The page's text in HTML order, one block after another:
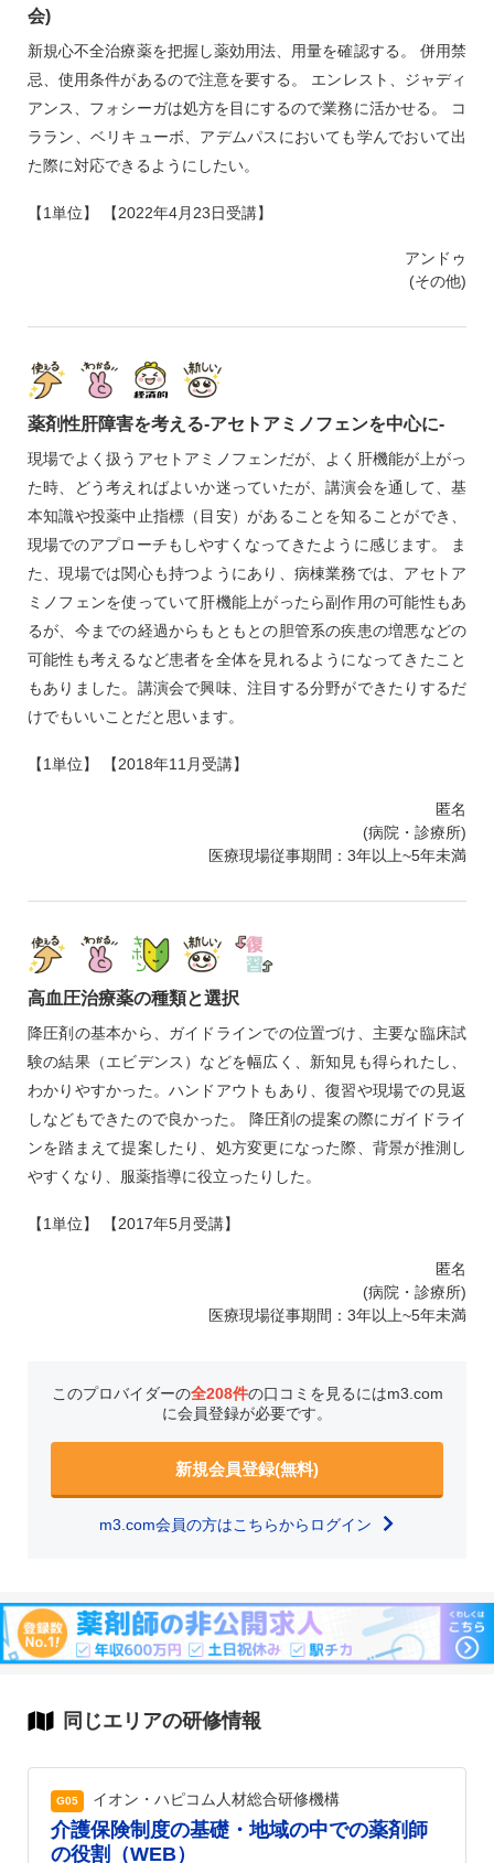
会)
新規心不全治療薬を把握し薬効用法、用量を確認する。 併用禁
忌、使用条件があるので注意を要する。 エンレスト、ジャディ
アンス、フォシーガは処方を目にするので業務に活かせる。 コ
ララン、ベリキューボ、アデムパスにおいても学んでおいて出
た際に対応できるようにしたい。
【1単位】 【2022年4月23日受講】
アンドゥ
(その他)
薬剤性肝障害を考える‐アセトアミノフェンを中心に‐
現場でよく扱うアセトアミノフェンだが、よく肝機能が上がっ
た時、どう考えればよいか迷っていたが、講演会を通して、基
本知識や投薬中止指標（目安）があることを知ることができ、
現場でのアプローチもしやすくなってきたように感じます。 ま
た、現場では関心も持つようにあり、病棟業務では、アセトア
ミノフェンを使っていて肝機能上がったら副作用の可能性もあ
るが、今までの経過からもともとの胆管系の疾患の増悪などの
可能性も考えるなど患者を全体を見れるようになってきたこと
もありました。講演会で興味、注目する分野ができたりするだ
けでもいいことだと思います。
【1単位】 【2018年11月受講】
匿名
(病院・診療所)
医療現場従事期間：3年以上~5年未満
高血圧治療薬の種類と選択
降圧剤の基本から、ガイドラインでの位置づけ、主要な臨床試
験の結果（エビデンス）などを幅広く、新知見も得られたし、
わかりやすかった。ハンドアウトもあり、復習や現場での見返
しなどもできたので良かった。 降圧剤の提案の際にガイドライ
ンを踏まえて提案したり、処方変更になった際、背景が推測し
やすくなり、服薬指導に役立ったりした。
【1単位】 【2017年5月受講】
匿名
(病院・診療所)
医療現場従事期間：3年以上~5年未満
このプロバイダーの全208件の口コミを見るにはm3.com
に会員登録が必要です。
新規会員登録(無料)
m3.com会員の方はこちらからログイン
同じエリアの研修情報
G05 イオン・ハピコム人材総合研修機構
介護保険制度の基礎・地域の中での薬剤師
の役割（WEB）